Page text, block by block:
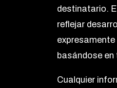
destinatario.
reflejar
basándose
Cualquier